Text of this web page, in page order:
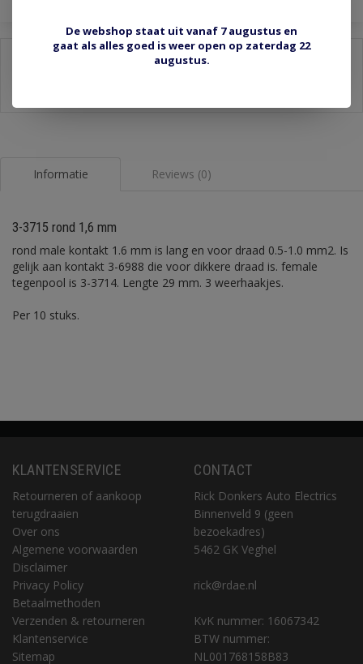
Informatie Reviews (0)
3-3715 rond 1,6 mm
rond male kontakt 1.6 mm is lang en voor draad 0.5-1.0 mm2. Is
gelijk aan kontakt 3-6988 die voor dikkere draad is. female
tegenpool is 3-3714. Lengte 29 mm. 3 weerhaakjes.
Per 10 stuks.
KLANTENSERVICE
Retourneren of aankoop
terugdraaien
Over ons
Algemene voorwaarden
Disclaimer
Privacy Policy
Betaalmethoden
Verzenden & retourneren
Klantenservice
Sitemap
CONTACT
Rick Donkers Auto Electrics
Binnenveld 9 (geen
bezoekadres)
5462 GK Veghel
rick@rdae.nl
KvK nummer: 16067342
BTW nummer:
NL001768158B83
De webshop staat uit vanaf 7 augustus en
gaat als alles goed is weer open op zaterdag 22
augustus.